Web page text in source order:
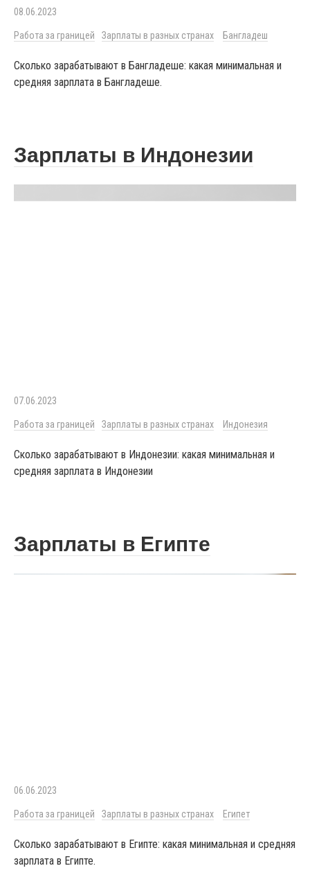
08.06.2023
Работа за границей Зарплаты в разных странах Бангладеш
Сколько зарабатывают в Бангладеше: какая минимальная и
средняя зарплата в Бангладеше.
Зарплаты в Индонезии
07.06.2023
Работа за границей Зарплаты в разных странах Индонезия
Сколько зарабатывают в Индонезии: какая минимальная и
средняя зарплата в Индонезии
Зарплаты в Египте
06.06.2023
Работа за границей Зарплаты в разных странах Египет
Сколько зарабатывают в Египте: какая минимальная и средняя
зарплата в Египте.